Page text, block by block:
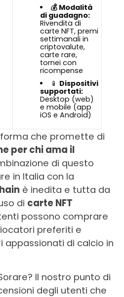
💰 Modalità
di guadagno:
Rivendita di
carte NFT, premi
settimanali in
criptovalute,
carte rare,
tornei con
ricompense
📱 Dispositivi
supportati:
Desktop (web)
e mobile (app
iOS e Android)
che promette di
per chi ama il
di questo
in Italia con la
è inedita e tutta da
di carte NFT
possono comprare
preferiti e
di calcio in
Il nostro punto di
degli utenti che